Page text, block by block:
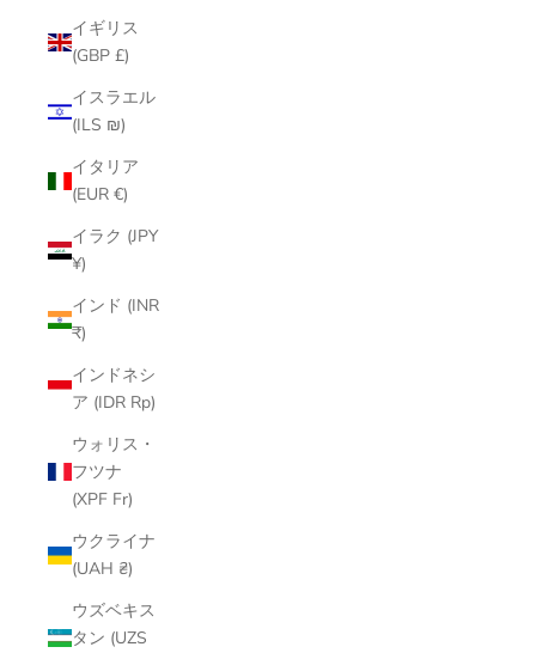
イギリス
(GBP £)
イスラエル
(ILS ₪)
イタリア
(EUR €)
イラク (JPY
¥)
インド (INR
₹)
インドネシ
ア (IDR Rp)
ウォリス・
フツナ
(XPF Fr)
ウクライナ
(UAH ₴)
ウズベキス
タン (UZS